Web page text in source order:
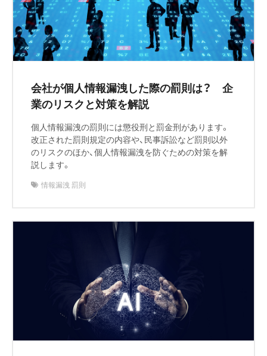
会社が個人情報漏洩した際の罰則は？ 企
業のリスクと対策を解説
個人情報漏洩の罰則には懲役刑と罰金刑があります。
改正された罰則規定の内容や、民事訴訟など罰則以外
のリスクのほか、個人情報漏洩を防ぐための対策を解
説します。
情報漏洩 罰則